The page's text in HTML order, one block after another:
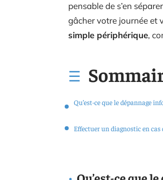
pensable de s’en
gâcher votre journée et
simple périphérique,
Qu’est-ce que le dépannage
Effectuer un diagnostic en